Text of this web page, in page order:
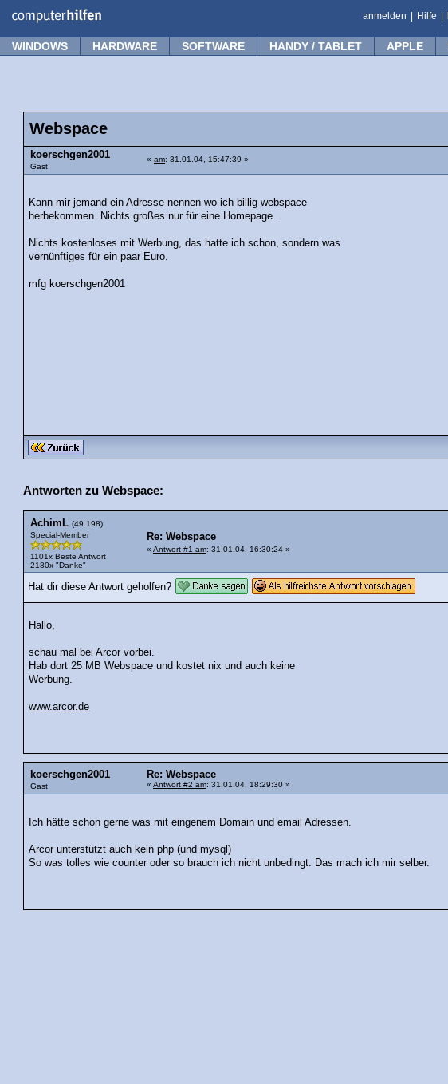
anmelden Hilfe
WINDOWS HARDWARE SOFTWARE HANDY / TABLET APPLE
Webspace
koerschgen2001
Gast
« am: 31.01.04, 15:47:39 »
Kann mir jemand ein Adresse nennen wo ich billig webspace
herbekommen. Nichts großes nur für eine Homepage.
Nichts kostenloses mit Werbung, das hatte ich schon, sondern was
vernünftiges für ein paar Euro.
mfg koerschgen2001
Antworten zu Webspace:
AchimL (49.198)
Special-Member
1101x Beste Antwort
2180x "Danke"
Re: Webspace
« Antwort #1 am: 31.01.04, 16:30:24 »
Hat dir diese Antwort geholfen?
Hallo,
schau mal bei Arcor vorbei.
Hab dort 25 MB Webspace und kostet nix und auch keine
Werbung.
www.arcor.de
koerschgen2001
Gast
Re: Webspace
« Antwort #2 am: 31.01.04, 18:29:30 »
Ich hätte schon gerne was mit eingenem Domain und email Adressen.
Arcor unterstützt auch kein php (und mysql)
So was tolles wie counter oder so brauch ich nicht unbedingt. Das mach ich mir selber.